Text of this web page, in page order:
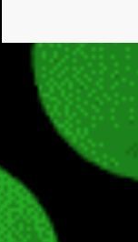
juegos compatibles si
previamente (con más
ser compatibles con la
Propios Juegos). Pueden
de nuestros lectores.
hemos remarcado los
están limitados o en
títulos ofrecen
encuentran en
Latina. Podremos ver
desarrollada, con
de los juegos
en Xbox Series, Xbox